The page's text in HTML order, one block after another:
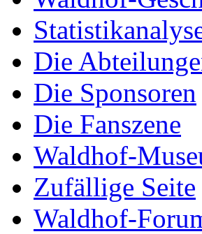
Die
Die Sponsoren
Die Fanszene
Waldhof-
Zufällige Seite
Waldhof-